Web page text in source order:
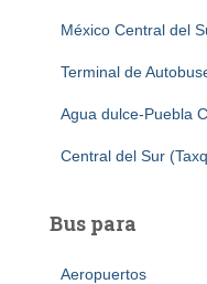
México Central del
Terminal de
Agua dulce-Puebla
Central del Sur
Bus para
Aeropuertos